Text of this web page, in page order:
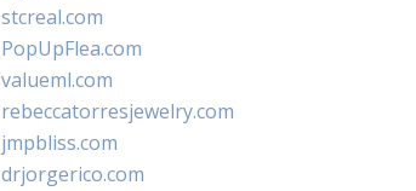
stcreal.com
PopUpFlea.com
valueml.com
rebeccatorresjewelry.com
jmpbliss.com
drjorgerico.com